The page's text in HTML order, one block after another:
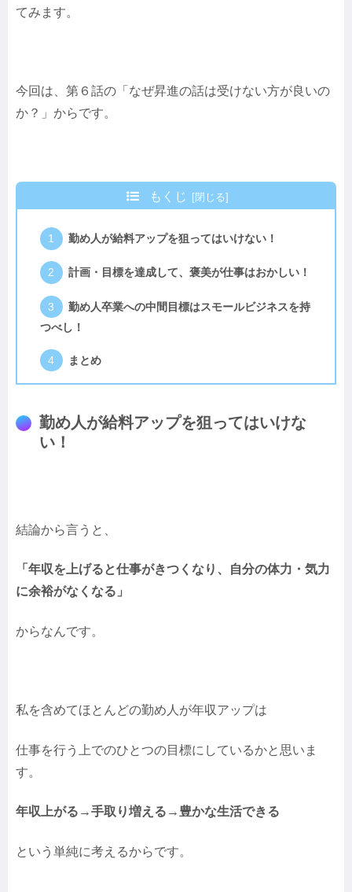
てみます。
今回は、第６話の「なぜ昇進の話は受けない方が良いの
か？」からです。
もくじ
勤め人が給料アップを狙ってはいけない！
計画・目標を達成して、褒美が仕事はおかしい！
勤め人卒業への中間目標はスモールビジネスを持
つべし！
まとめ
勤め人が給料アップを狙ってはいけな
い！
結論から言うと、
「年収を上げると仕事がきつくなり、自分の体力・気力
に余裕がなくなる」
からなんです。
私を含めてほとんどの勤め人が年収アップは
仕事を行う上でのひとつの目標にしているかと思いま
す。
年収上がる→手取り増える→豊かな生活できる
という単純に考えるからです。